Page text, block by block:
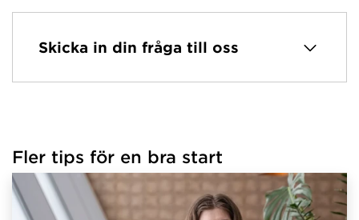
Skicka in din fråga till oss
Fler tips för en bra start